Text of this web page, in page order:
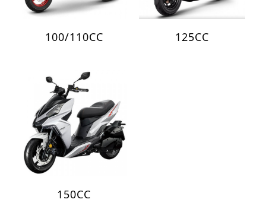
100/110CC 125CC
150CC